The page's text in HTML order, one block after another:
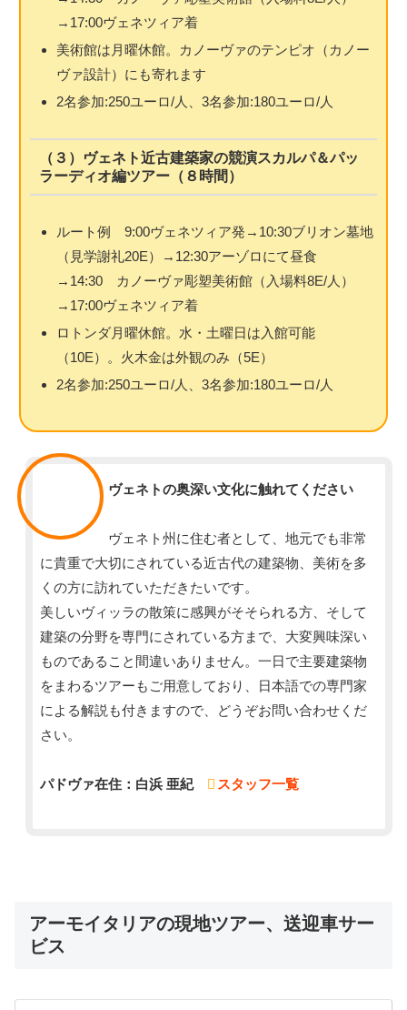
→17:00ヴェネツィア着
美術館は月曜休館。カノーヴァのテンピオ（カノー
ヴァ設計）にも寄れます
2名参加:250ユーロ/人、3名参加:180ユーロ/人
（３）ヴェネト近古建築家の競演スカルパ＆パッ
ラーディオ編ツアー（８時間）
ルート例 9:00ヴェネツィア発→10:30ブリオン墓地
（見学謝礼20E）→12:30アーゾロにて昼食
→14:30 カノーヴァ彫塑美術館（入場料8E/人）
→17:00ヴェネツィア着
ロトンダ月曜休館。水・土曜日は入館可能
（10E）。火木金は外観のみ（5E）
2名参加:250ユーロ/人、3名参加:180ユーロ/人
ヴェネトの奥深い文化に触れてください
ヴェネト州に住む者として、地元でも非常
に貴重で大切にされている近古代の建築物、美術を多
くの方に訪れていただきたいです。
美しいヴィッラの散策に感興がそそられる方、そして
建築の分野を専門にされている方まで、大変興味深い
ものであること間違いありません。一日で主要建築物
をまわるツアーもご用意しており、日本語での専門家
による解説も付きますので、どうぞお問い合わせくだ
さい。
パドヴァ在住：白浜 亜紀 スタッフ一覧
アーモイタリアの現地ツアー、送迎車サー
ビス